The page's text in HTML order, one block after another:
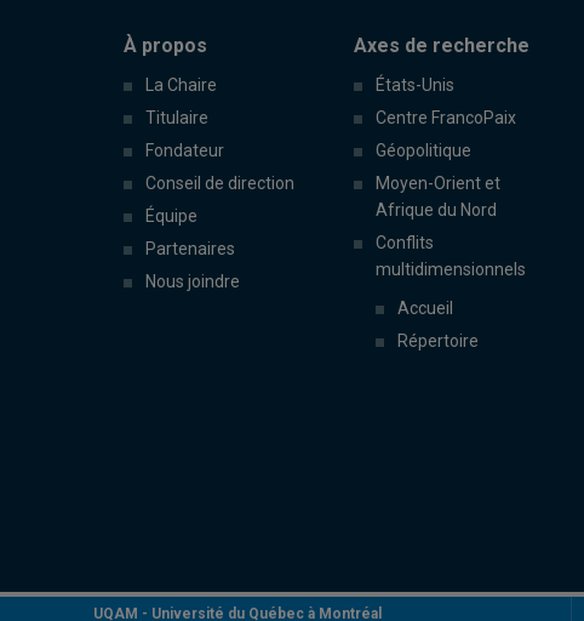
À propos
La Chaire
Titulaire
Fondateur
Conseil de direction
Équipe
Partenaires
Nous joindre
Axes de recherche
États-Unis
Centre FrancoPaix
Géopolitique
Moyen-Orient et
Afrique du Nord
Conflits
multidimensionnels
Accueil
Répertoire
UQAM - Université du Québec à Montréal